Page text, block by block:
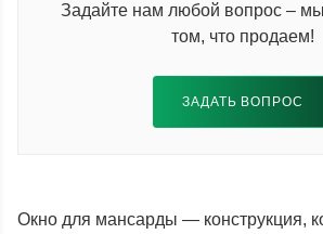
Задайте нам любой вопрос –
том, что продаем!
ЗАДАТЬ ВОПРОС
Окно для мансарды — конструкция,